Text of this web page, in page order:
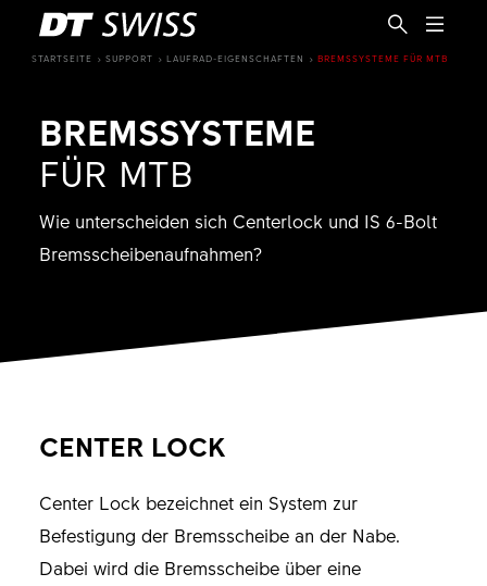
DE
STARTSEITE SUPPORT LAUFRAD-EIGENSCHAFTEN BREMSSYSTEME FÜR MTB
BREMSSYSTEME
FÜR MTB
Wie unterscheiden sich Centerlock und IS 6-Bolt
Bremsscheibenaufnahmen?
CENTER LOCK
Center Lock bezeichnet ein System zur
Befestigung der Bremsscheibe an der Nabe.
Dabei wird die Bremsscheibe über eine